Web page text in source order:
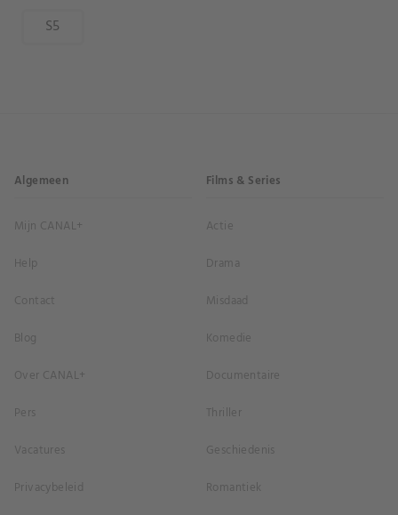
S5
Algemeen
Mijn CANAL+
Help
Contact
Blog
Over CANAL+
Pers
Vacatures
Privacybeleid
Films & Series
Actie
Drama
Misdaad
Komedie
Documentaire
Thriller
Geschiedenis
Romantiek